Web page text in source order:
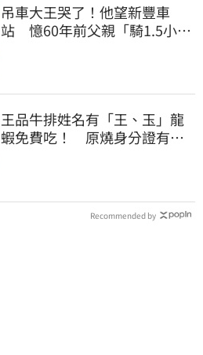
吊車大王哭了！他望新豐車
站 憶60年前父親「騎1.5小時
王品牛排姓名有「王、玉」龍
蝦免費吃！ 原燒身分證有
Recommended by